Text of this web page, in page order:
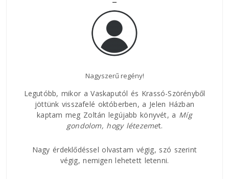
Nagyszerű regény!
Legutóbb, mikor a Vaskaputól és Krassó-Szörényből
jöttünk visszafelé októberben, a Jelen Házban
kaptam meg Zoltán legújabb könyvét, a Míg
gondolom, hogy létezemet.
Nagy érdeklődéssel olvastam végig, szó szerint
végig, nemigen lehetett letenni.